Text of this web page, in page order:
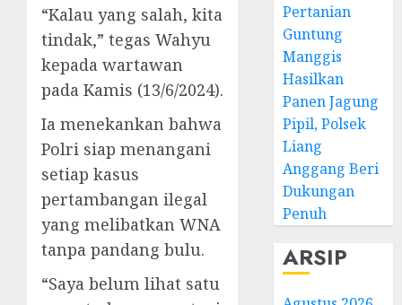
“Kalau yang salah, kita
tindak,” tegas Wahyu
kepada wartawan
pada Kamis (13/6/2024).
Ia menekankan bahwa
Polri siap menangani
setiap kasus
pertambangan ilegal
yang melibatkan WNA
tanpa pandang bulu.
“Saya belum lihat satu
Pertanian
Guntung
Manggis
Hasilkan
Panen Jagung
Pipil, Polsek
Liang
Anggang Beri
Dukungan
Penuh
ARSIP